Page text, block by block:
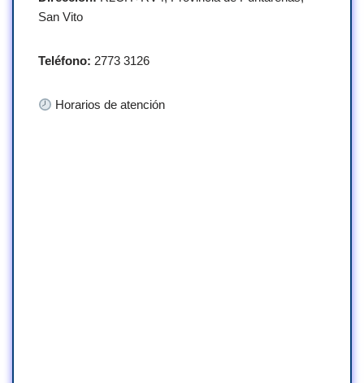
San Vito
Teléfono: 2773 3126
Horarios de atención